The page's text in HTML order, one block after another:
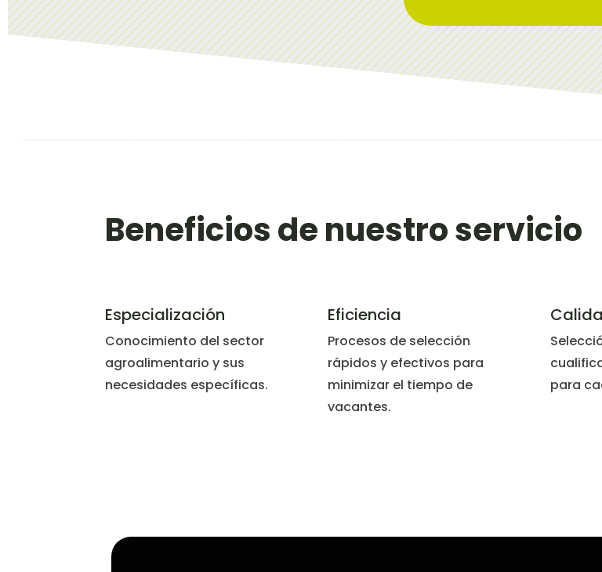
Beneficios de nuestro servicio
Especialización
Conocimiento del sector
agroalimentario y sus
necesidades específicas.
Eficiencia
Procesos de selección
rápidos y efectivos para
minimizar el tiempo de
vacantes.
para